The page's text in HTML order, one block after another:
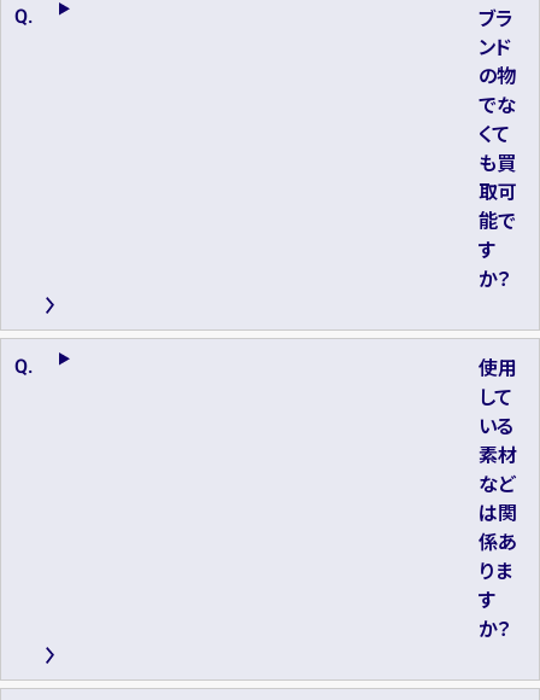
ブラ
ンド
の物
でな
くて
も買
取可
能で
す
か？
使用
して
いる
素材
など
は関
係あ
りま
す
か？